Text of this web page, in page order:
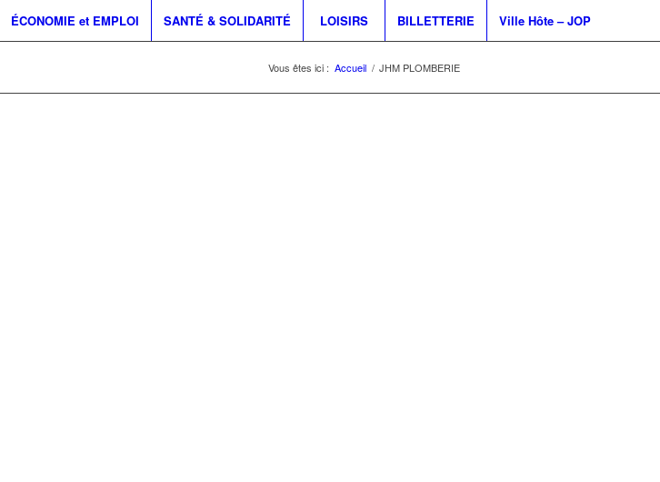
ÉCONOMIE et EMPLOI SANTÉ & SOLIDARITÉ LOISIRS BILLETTERIE Ville Hôte – JOP
Vous êtes ici : Accueil / JHM PLOMBERIE